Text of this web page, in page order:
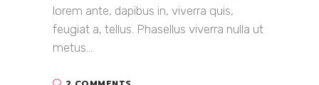
lorem ante, dapibus in, viverra quis,
feugiat a, tellus. Phasellus viverra nulla ut
metus...